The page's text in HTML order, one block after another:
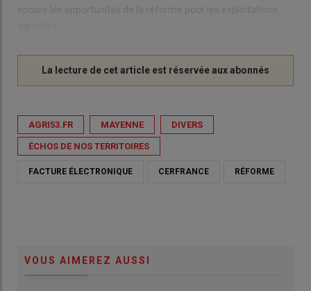
AGRI53.FR MAYENNE DIVERS
ÉCHOS DE NOS TERRITOIRES
FACTURE ÉLECTRONIQUE CERFRANCE RÉFORME
VOUS AIMEREZ AUSSI